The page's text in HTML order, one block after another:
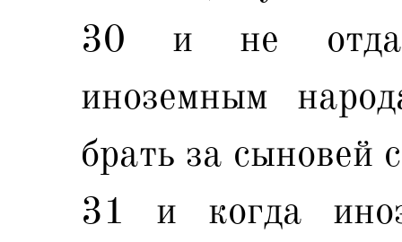
30 и не
иноземным
брать за сыновей
31 и когда